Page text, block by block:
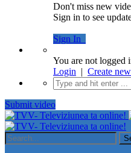
Don't miss new
Sign in to see
Sign In
You are not logged
Login | Create
Submit video